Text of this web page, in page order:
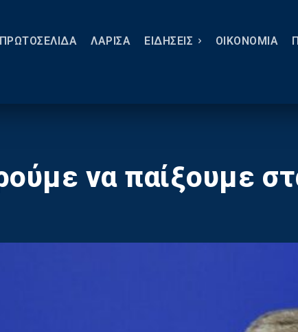
ΠΡΩΤΟΣΕΛΙΔΑ ΛΑΡΙΣΑ ΕΙΔΗΣΕΙΣ ΟΙΚΟΝΟΜΙΑ
να παίξουμε